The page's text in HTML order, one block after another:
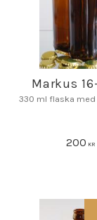
Markus
330 ml flaska
200 KR